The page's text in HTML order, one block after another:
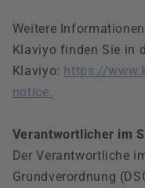
Weitere
Klaviyo finden Sie in
Klaviyo: https://
notice.
Verantwortlicher im
Der Verantwortliche
Grundverordnung